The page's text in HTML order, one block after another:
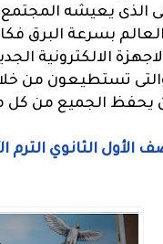
الذى يعيشه
بسرعة البرق
الالكترونية
تستطيعون من
أن يحفظ الجميع من
الأول الثانوي الترم